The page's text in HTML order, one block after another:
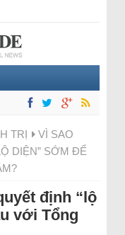
TRỊ
VÌ SAO
DIỆN” SỚM ĐỂ
định “lộ
với Tổng